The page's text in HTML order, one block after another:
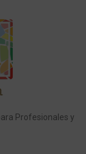
Profesionales y